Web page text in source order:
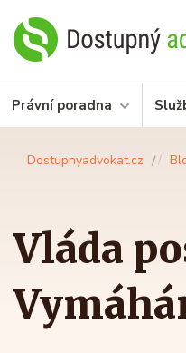
Právní poradna
Dostupnyadvokat.cz
Vláda